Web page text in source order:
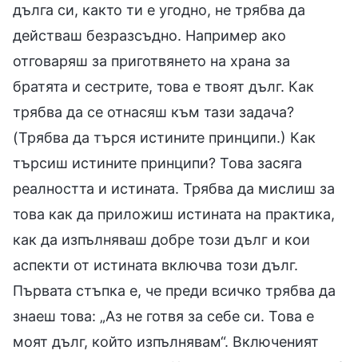
дълга си, както ти е угодно, не трябва да
действаш безразсъдно. Например ако
отговаряш за приготвянето на храна за
братята и сестрите, това е твоят дълг. Как
трябва да се отнасяш към тази задача?
(Трябва да търся истините принципи.) Как
търсиш истините принципи? Това засяга
реалността и истината. Трябва да мислиш за
това как да приложиш истината на практика,
как да изпълняваш добре този дълг и кои
аспекти от истината включва този дълг.
Първата стъпка е, че преди всичко трябва да
знаеш това: „Аз не готвя за себе си. Това е
моят дълг, който изпълнявам“. Включеният